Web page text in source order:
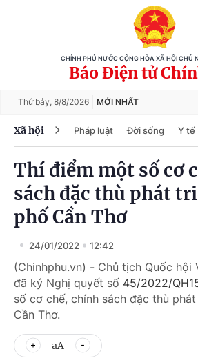
CHÍNH PHỦ NƯỚC CỘNG HÒA XÃ HỘI CHỦ
Báo Điện tử
Thứ bảy, 8/8/2026 MỚI NHẤT
Xã hội Pháp luật Đời sống Y tế
Thí điểm một số cơ
sách đặc thù phát
phố Cần Thơ
24/01/2022 12:42
(Chinhphu.vn) - Chủ tịch Quốc hội
đã ký Nghị quyết số 45/2022/
số cơ chế, chính sách đặc thù
Cần Thơ.
aA